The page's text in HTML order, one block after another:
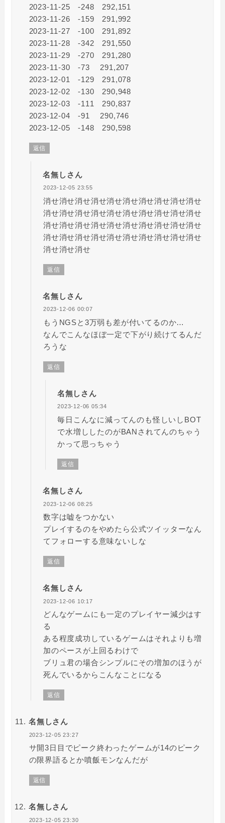
2023-11-25 -248 292,151
2023-11-26 -159 291,992
2023-11-27 -100 291,892
2023-11-28 -342 291,550
2023-11-29 -270 291,280
2023-11-30 -73 291,207
2023-12-01 -129 291,078
2023-12-02 -130 290,948
2023-12-03 -111 290,837
2023-12-04 -91 290,746
2023-12-05 -148 290,598
返信
名無しさん
2023-12-05 23:55
消せ消せ消せ消せ消せ消せ消せ消せ消せ消せ
消せ消せ消せ消せ消せ消せ消せ消せ消せ消せ
消せ消せ消せ消せ消せ消せ消せ消せ消せ消せ
消せ消せ消せ消せ消せ消せ消せ消せ消せ消せ
消せ消せ消せ
返信
名無しさん
2023-12-06 00:07
もうNGSと3万弱も差が付いてるのか…
なんでこんなほぼ一定で下がり続けてるんだ
ろうな
返信
名無しさん
2023-12-06 05:34
毎日こんなに減ってんのも怪しいしBOT
で水増ししたのがBANされてんのちゃう
かって思っちゃう
返信
名無しさん
2023-12-06 08:25
数字は嘘をつかない
プレイするのをやめたら公式ツイッターなん
てフォローする意味ないしな
返信
名無しさん
2023-12-06 10:17
どんなゲームにも一定のプレイヤー減少はす
る
ある程度成功しているゲームはそれよりも増
加のペースが上回るわけで
ブリュ君の場合シンプルにその増加のほうが
死んでいるからこんなことになる
返信
名無しさん
2023-12-05 23:27
サ開3日目でピーク終わったゲームが14のピーク
の限界語るとか噴飯モンなんだが
返信
名無しさん
2023-12-05 23:30